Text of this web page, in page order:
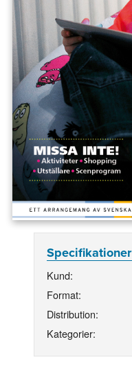
Specifikationer
Kund:
Format:
Distribution:
Kategorier: